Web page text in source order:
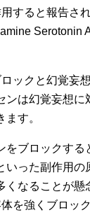
すると報告さ
Serotonin
ックと幻覚妄
ンは幻覚妄想に
す。
をブロックする
いった副作用の
くなることが懸
を強くブロッ